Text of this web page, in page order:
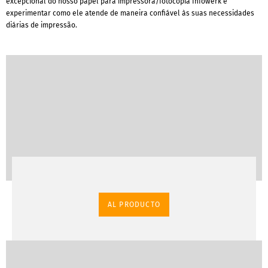
experimentar como ele atende de maneira confiável às suas necessidades
diárias de impressão.
AL PRODUCTO